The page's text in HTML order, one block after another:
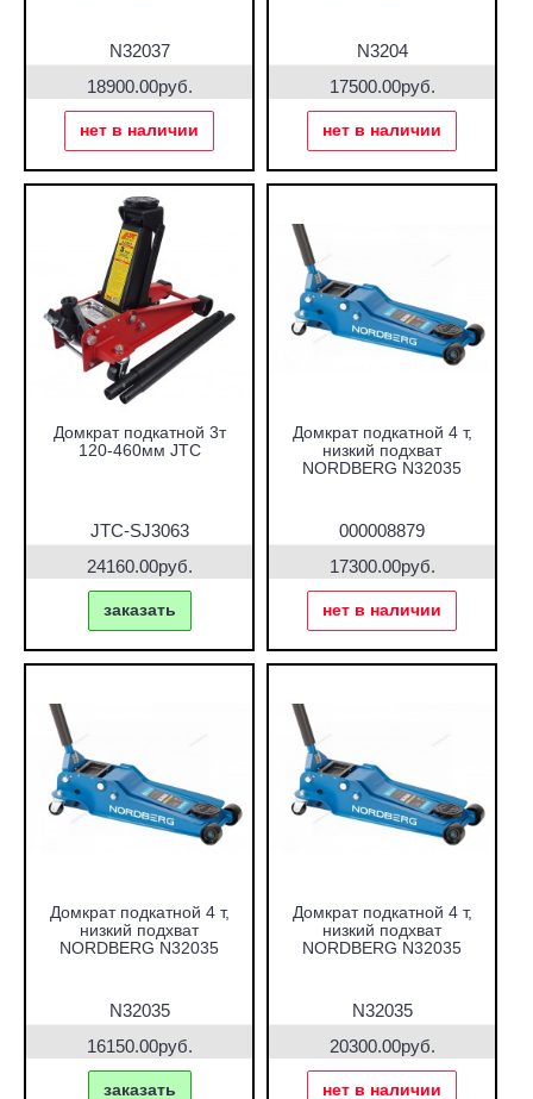
N32037
18900.00руб.
нет в наличии
N3204
17500.00руб.
нет в наличии
Домкрат подкатной 3т
120-460мм JTC
JTC-SJ3063
24160.00руб.
заказать
Домкрат подкатной 4 т,
низкий подхват
NORDBERG N32035
000008879
17300.00руб.
нет в наличии
Домкрат подкатной 4 т,
низкий подхват
NORDBERG N32035
N32035
16150.00руб.
заказать
Домкрат подкатной 4 т,
низкий подхват
NORDBERG N32035
N32035
20300.00руб.
нет в наличии